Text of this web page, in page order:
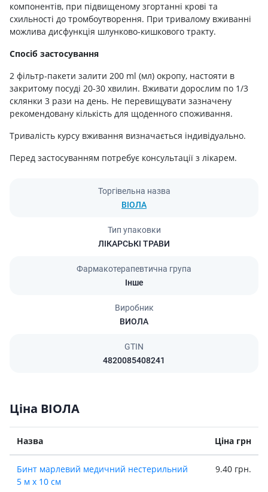
компонентів, при підвищеному згортанні крові та
схильності до тромбоутворення. При тривалому вживанні
можлива дисфункція шлунково-кишкового тракту.
Спосіб застосування
2 фільтр-пакети залити 200 ml (мл) окропу, настояти в
закритому посуді 20-30 хвилин. Вживати дорослим по 1/3
склянки 3 рази на день. Не перевищувати зазначену
рекомендовану кількість для щоденного споживання.
Тривалість курсу вживання визначається індивідуально.
Перед застосуванням потребує консультації з лікарем.
Торгівельна назва
ВІОЛА
Тип упаковки
ЛІКАРСЬКІ ТРАВИ
Фармакотерапевтична група
Інше
Виробник
ВИОЛА
GTIN
4820085408241
Ціна ВІОЛА
Назва Ціна грн
Бинт марлевий медичний нестерильний
5 м х 10 см
9.40 грн.